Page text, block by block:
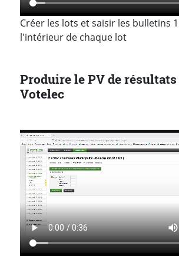
Créer les lots et saisir les bulletins 1
l'intérieur de chaque lot
Produire le PV de résultats
Votelec